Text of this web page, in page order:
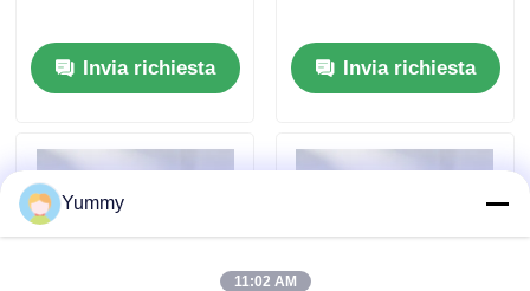
Invia richiesta Invia richiesta
Yummy
11:02 AM